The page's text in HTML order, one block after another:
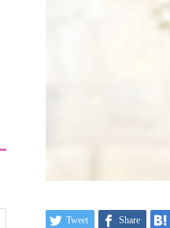
Tweet Share